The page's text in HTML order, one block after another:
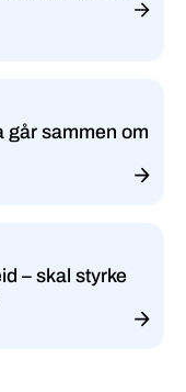
går sammen om
– skal styrke